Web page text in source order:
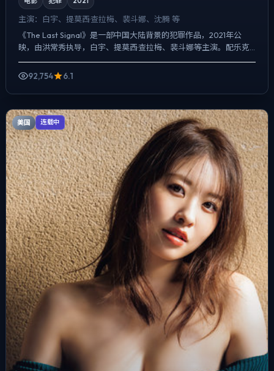
主演：
白宇、提莫西·查拉梅、裴斗娜、沈腾 等
《The Last Signal》是一部中国大陆背景的犯罪作品，2021年公
映，由洪常秀执导，白宇、提莫西·查拉梅、裴斗娜等主演。配乐克
92,754
6.1
美国 连载中